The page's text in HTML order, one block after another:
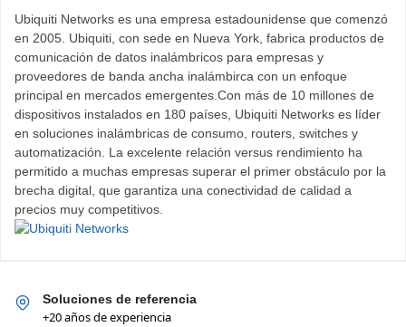
Ubiquiti Networks es una empresa estadounidense que comenzó
en 2005. Ubiquiti, con sede en Nueva York, fabrica productos de
comunicación de datos inalámbricos para empresas y
proveedores de banda ancha inalámbirca con un enfoque
principal en mercados emergentes.Con más de 10 millones de
dispositivos instalados en 180 países, Ubiquiti Networks es líder
en soluciones inalámbricas de consumo, routers, switches y
automatización. La excelente relación versus rendimiento ha
permitido a muchas empresas superar el primer obstáculo por la
brecha digital, que garantiza una conectividad de calidad a
precios muy competitivos.
Soluciones de referencia
+20 años de experiencia